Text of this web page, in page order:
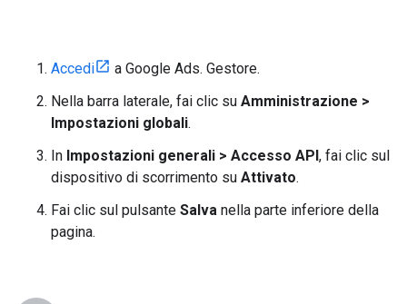
Accedi
a Google Ads. Gestore.
Nella barra laterale, fai clic su Amministrazione >
Impostazioni globali.
In Impostazioni generali > Accesso API, fai clic sul
dispositivo di scorrimento su Attivato.
Fai clic sul pulsante Salva nella parte inferiore della
pagina.